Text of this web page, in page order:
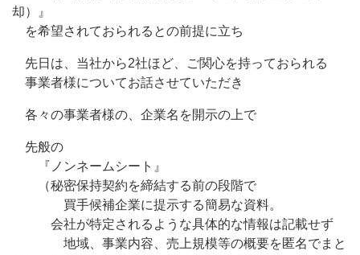
却）』
を希望されておられるとの前提に立ち
先日は、当社から2社ほど、ご関心を持っておられる
事業者様についてお話させていただき
各々の事業者様の、企業名を開示の上で
先般の
『ノンネームシート』
（秘密保持契約を締結する前の段階で
買手候補企業に提示する簡易な資料。
会社が特定されるような具体的な情報は記載せず
地域、事業内容、売上規模等の概要を匿名でまと